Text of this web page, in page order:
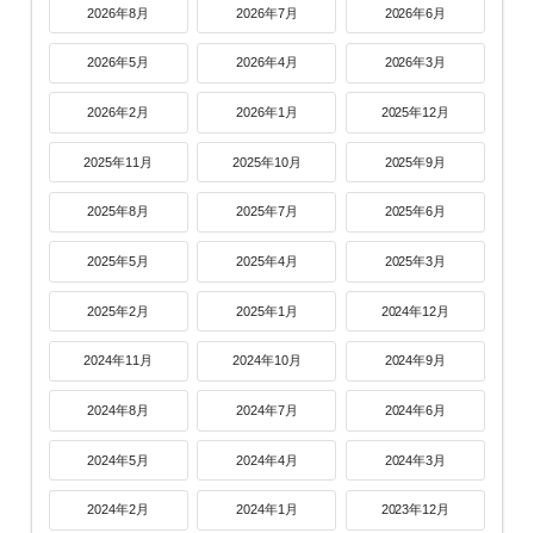
2026年8月 2026年7月 2026年6月
2026年5月 2026年4月 2026年3月
2026年2月 2026年1月 2025年12月
2025年11月 2025年10月 2025年9月
2025年8月 2025年7月 2025年6月
2025年5月 2025年4月 2025年3月
2025年2月 2025年1月 2024年12月
2024年11月 2024年10月 2024年9月
2024年8月 2024年7月 2024年6月
2024年5月 2024年4月 2024年3月
2024年2月 2024年1月 2023年12月